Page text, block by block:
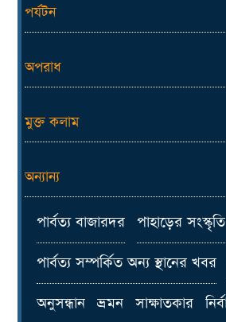
পর্যটন
অপরাধ
মুক্ত কলাম
অন্যান্য
পার্বত্য বাজারদর পাহাড়ের সংস্কৃতি
পার্বত্য সম্পর্কিত অন্য স্থানের খবর
অনুসন্ধান ভ্রমন সাক্ষাতকার